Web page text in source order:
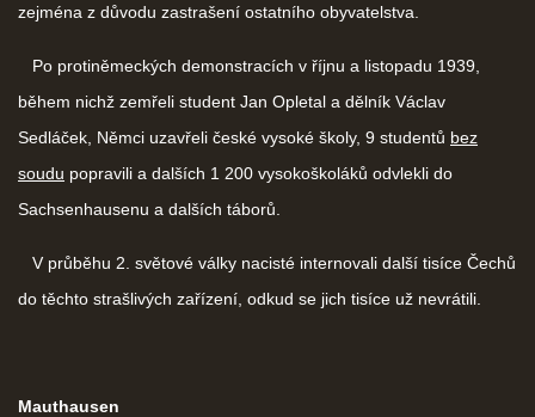
zejména z důvodu zastrašení ostatního obyvatelstva.
Po protiněmeckých demonstracích v říjnu a listopadu 1939,
během nichž zemřeli student Jan Opletal a dělník Václav
Sedláček, Němci uzavřeli české vysoké školy, 9 studentů bez
soudu popravili a dalších 1 200 vysokoškoláků odvlekli do
Sachsenhausenu a dalších táborů.
V průběhu 2. světové války nacisté internovali další tisíce Čechů
do těchto strašlivých zařízení, odkud se jich tisíce už nevrátili.
Mauthausen